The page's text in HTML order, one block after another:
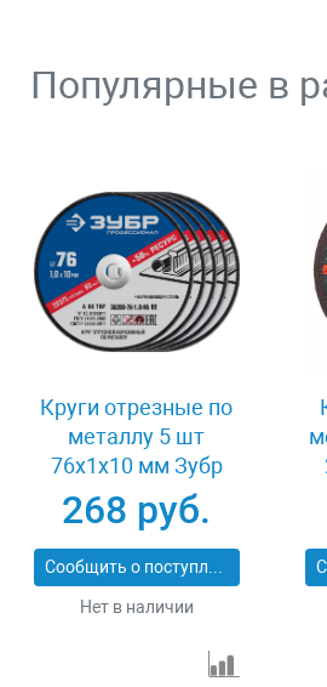
Популярные в
Круги отрезные по
металлу 5 шт
76x1x10 мм Зубр
36200-76-1.0-H5_z03
268 руб.
Сообщить о поступлении
Нет в наличии